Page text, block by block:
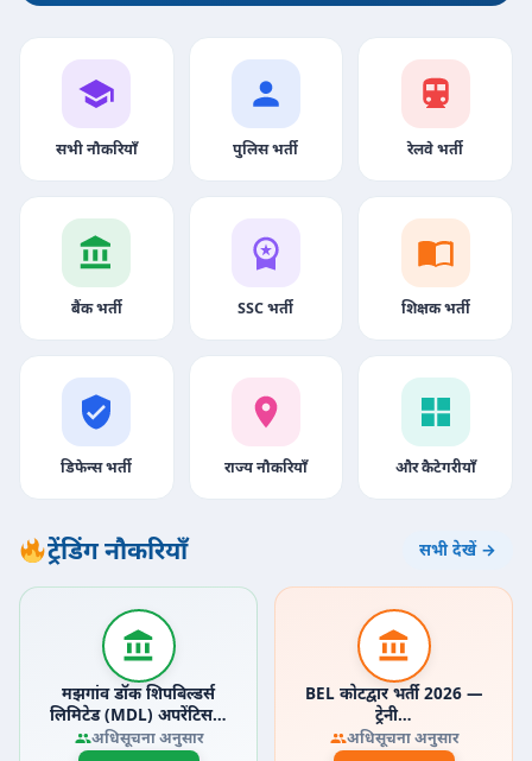
सभी नौकरियाँ पुलिस भर्ती रेलवे भर्ती
बैंक भर्ती SSC भर्ती शिक्षक भर्ती
डिफेन्स भर्ती राज्य नौकरियाँ और कैटेगरीयाँ
ट्रेंडिंग नौकरियाँ सभी देखें →
मझगांव डॉक शिपबिल्डर्स
लिमिटेड (MDL) अपरेंटिस…
अधिसूचना अनुसार
BEL कोटद्वार भर्ती 2026 —
ट्रेनी…
अधिसूचना अनुसार